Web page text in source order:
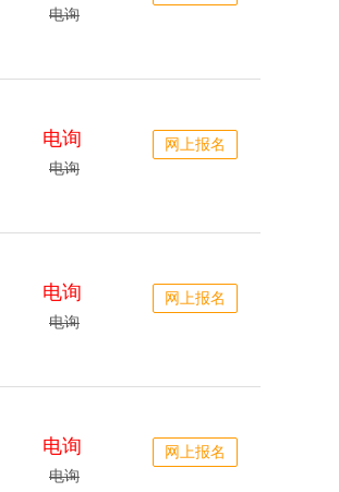
电询
网上报名
电询
电询
网上报名
电询
电询
网上报名
电询
电询